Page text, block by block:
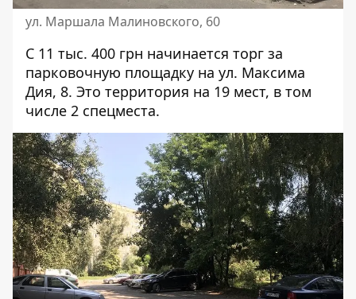
ул. Маршала Малиновского, 60
С 11 тыс. 400 грн начинается торг за
парковочную площадку на ул. Максима
Дия, 8. Это территория на 19 мест, в том
числе 2 спецместа.